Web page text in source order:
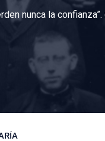
nunca la confianza”.